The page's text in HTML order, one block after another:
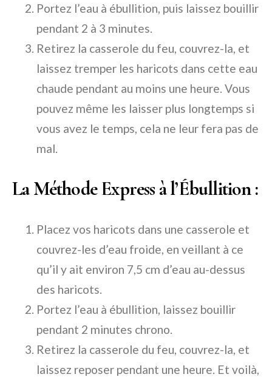
Portez l’eau à ébullition, puis laissez bouillir
pendant 2 à 3 minutes.
Retirez la casserole du feu, couvrez-la, et
laissez tremper les haricots dans cette eau
chaude pendant au moins une heure. Vous
pouvez même les laisser plus longtemps si
vous avez le temps, cela ne leur fera pas de
mal.
La Méthode Express à l’Ébullition :
Placez vos haricots dans une casserole et
couvrez-les d’eau froide, en veillant à ce
qu’il y ait environ 7,5 cm d’eau au-dessus
des haricots.
Portez l’eau à ébullition, laissez bouillir
pendant 2 minutes chrono.
Retirez la casserole du feu, couvrez-la, et
laissez reposer pendant une heure. Et voilà,